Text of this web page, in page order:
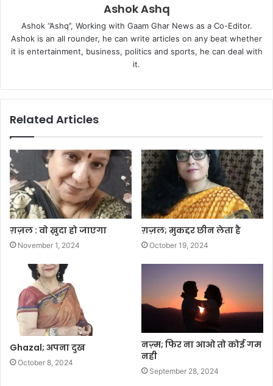
Ashok Ashq
Ashok ‘’Ashq’’, Working with Gaam Ghar News as a Co-Editor.
Ashok is an all rounder, he can write articles on any beat whether
it is entertainment, business, politics and sports, he can deal with
it.
Related Articles
ग़ज़ल : वो ख़ुदा हो जाएगा
November 1, 2024
ग़ज़ल; मुकद्दर छीन लेता है
October 19, 2024
Ghazal; अपना दुख
October 8, 2024
नज़्म; फिर ना आओ तो कोई गम
नही
September 28, 2024